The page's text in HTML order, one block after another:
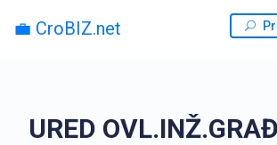
💼 CroBIZ.net
URED